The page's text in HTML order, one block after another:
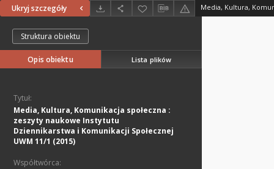
Ukryj szczegóły
Struktura obiektu
Opis obiektu Lista plików
Tytuł:
Media, Kultura, Komunikacja społeczna :
zeszyty naukowe Instytutu
Dziennikarstwa i Komunikacji Społecznej
UWM 11/1 (2015)
Współtwórca: